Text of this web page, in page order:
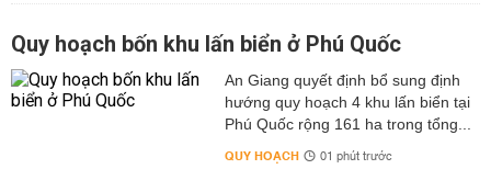
Quy hoạch bốn khu lấn biển ở Phú Quốc
An Giang quyết định bổ sung định
hướng quy hoạch 4 khu lấn biển tại
Phú Quốc rộng 161 ha trong tổng...
QUY HOẠCH 01 phút trước